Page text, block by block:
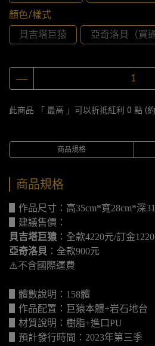
顏色/樣式
貝吉塔巨猿
亞奇洛貝（買
此商品 「 最高 」可以折抵紅利 0 點 (
商品規格
商品規格
▋作品尺寸：高35cm*寬28cm*深
▋建議售價：
貝吉塔巨猿 ：全款4220元/訂金
亞奇洛貝 ：全款900元
⚠️不含國際運費
▋體數說明：158體
▋作品配置：巨猿本體+岩石地台
▋材質說明：樹脂+進口PU
▋預計發行時間：2023年第三季